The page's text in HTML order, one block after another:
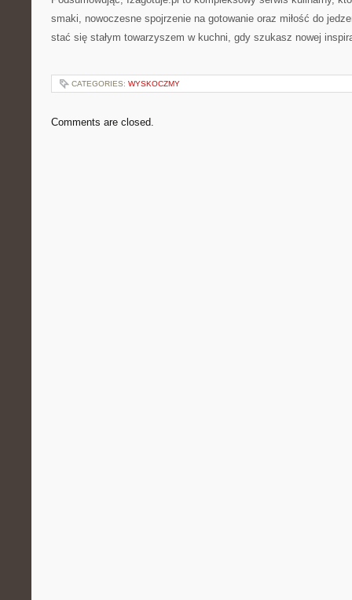
smaki, nowoczesne spojrzenie na gotowanie oraz miłość do
stać się stałym towarzyszem w kuchni, gdy szukasz nowej
CATEGORIES: WYSKOCZMY
Comments are closed.